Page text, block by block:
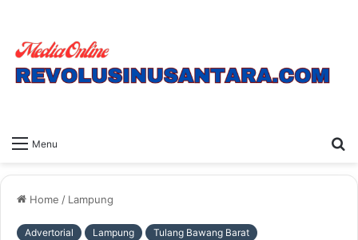
Menu
Home / Lampung
Advertorial Lampung Tulang Bawang Barat